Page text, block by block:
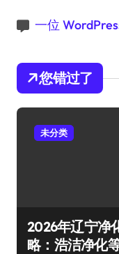
一位
您错过了
未分类
2026年辽宁净
略：浩洁净化